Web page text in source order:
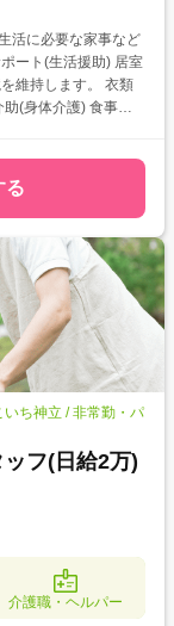
活に必要な家事など
維持します。 衣類
ア内を移動できる
的な安定と満足感を
の異変察知に努め
トのサポート。 ◎
者様の状態、特記
ど)との情報共有や連
る
ち神立 / 非常勤・パ
フ(日給2万)
介護職・ヘルパー